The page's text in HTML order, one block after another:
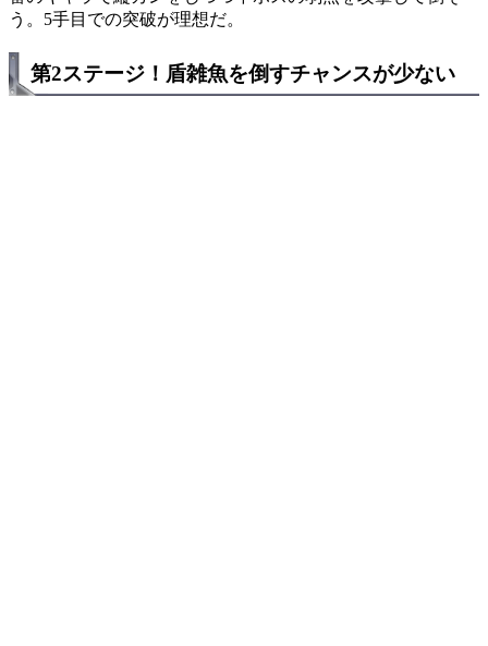
う。5手目での突破が理想だ。
第2ステージ！盾雑魚を倒すチャンスが少ない